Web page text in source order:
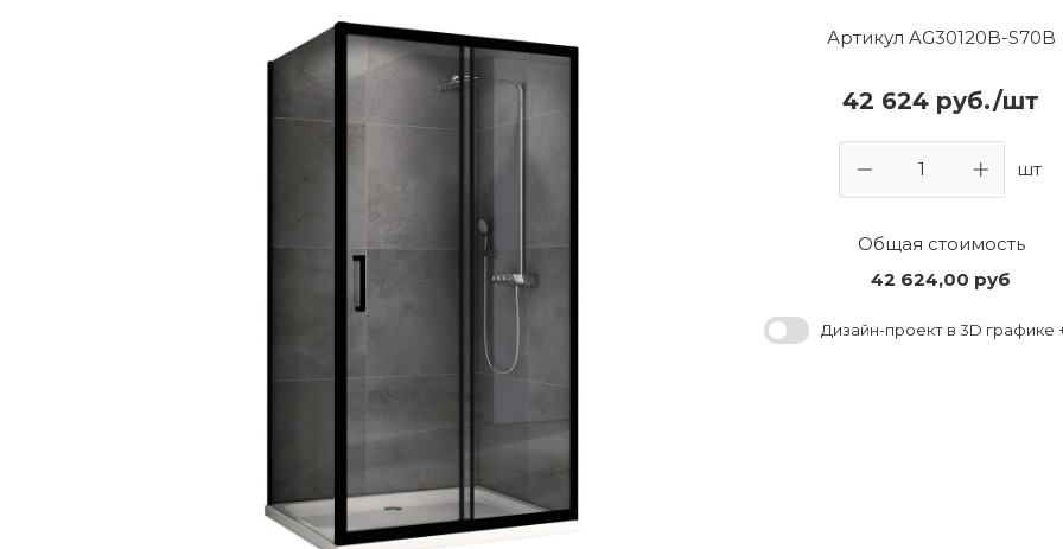
Артикул AG30120B-S70B
42 624 руб./шт
шт
Общая стоимость
42 624,00 руб
Дизайн-проект в 3D графике